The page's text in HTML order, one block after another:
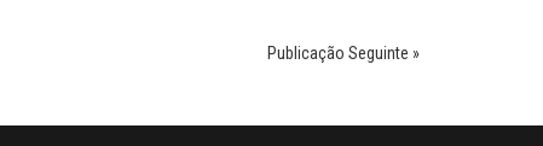
Publicação Seguinte »